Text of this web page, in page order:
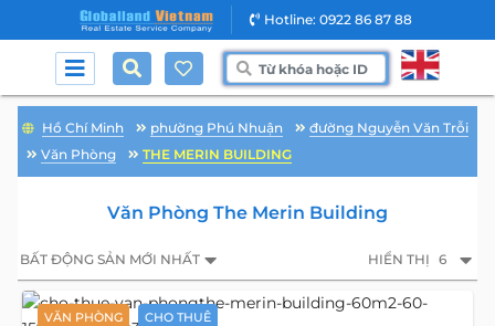
Hotline: 0922 86 87 88
Hồ Chí Minh phường Phú Nhuận
đường Nguyễn Văn Trỗi
Văn Phòng
THE MERIN BUILDING
Văn Phòng The Merin Building
BẤT ĐỘNG SẢN MỚI NHẤT HIỂN THỊ 6
VĂN PHÒNG CHO THUÊ